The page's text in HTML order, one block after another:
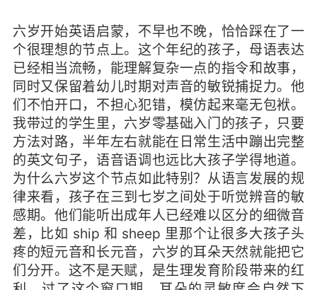
六岁开始英语启蒙，不早也不晚，恰恰踩在了一
个很理想的节点上。这个年纪的孩子，母语表达
已经相当流畅，能理解复杂一点的指令和故事，
同时又保留着幼儿时期对声音的敏锐捕捉力。他
们不怕开口，不担心犯错，模仿起来毫无包袱。
我带过的学生里，六岁零基础入门的孩子，只要
方法对路，半年左右就能在日常生活中蹦出完整
的英文句子，语音语调也远比大孩子学得地道。
为什么六岁这个节点如此特别？从语言发展的规
律来看，孩子在三到七岁之间处于听觉辨音的敏
感期。他们能听出成年人已经难以区分的细微音
差，比如 ship 和 sheep 里那个让很多大孩子头
疼的短元音和长元音，六岁的耳朵天然就能把它
们分开。这不是天赋，是生理发育阶段带来的红